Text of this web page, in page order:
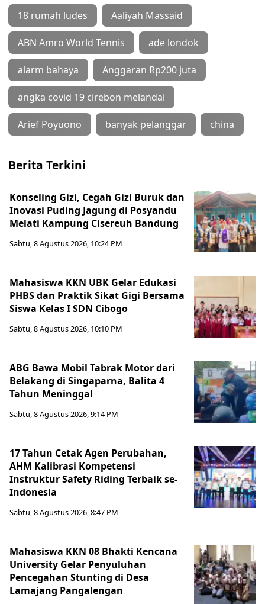
18 rumah ludes Aaliyah Massaid
ABN Amro World Tennis ade londok
alarm bahaya Anggaran Rp200 juta
angka covid 19 cirebon melandai
Arief Poyuono banyak pelanggar china
Berita Terkini
Konseling Gizi, Cegah Gizi Buruk dan
Inovasi Puding Jagung di Posyandu
Melati Kampung Cisereuh Bandung
Sabtu, 8 Agustus 2026, 10:24 PM
Mahasiswa KKN UBK Gelar Edukasi
PHBS dan Praktik Sikat Gigi Bersama
Siswa Kelas I SDN Cibogo
Sabtu, 8 Agustus 2026, 10:10 PM
ABG Bawa Mobil Tabrak Motor dari
Belakang di Singaparna, Balita 4
Tahun Meninggal
Sabtu, 8 Agustus 2026, 9:14 PM
17 Tahun Cetak Agen Perubahan,
AHM Kalibrasi Kompetensi
Instruktur Safety Riding Terbaik se-
Indonesia
Sabtu, 8 Agustus 2026, 8:47 PM
Mahasiswa KKN 08 Bhakti Kencana
University Gelar Penyuluhan
Pencegahan Stunting di Desa
Lamajang Pangalengan